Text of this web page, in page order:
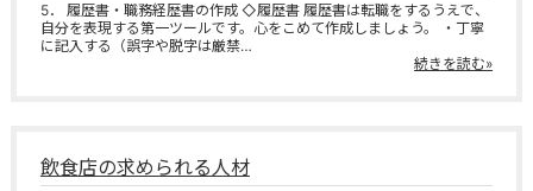
5． 履歴書・職務経歴書の作成 ◇履歴書 履歴書は転職をするうえで、
自分を表現する第一ツールです。心をこめて作成しましょう。 ・丁寧
に記入する（誤字や脱字は厳禁…
続きを読む»
飲食店の求められる人材